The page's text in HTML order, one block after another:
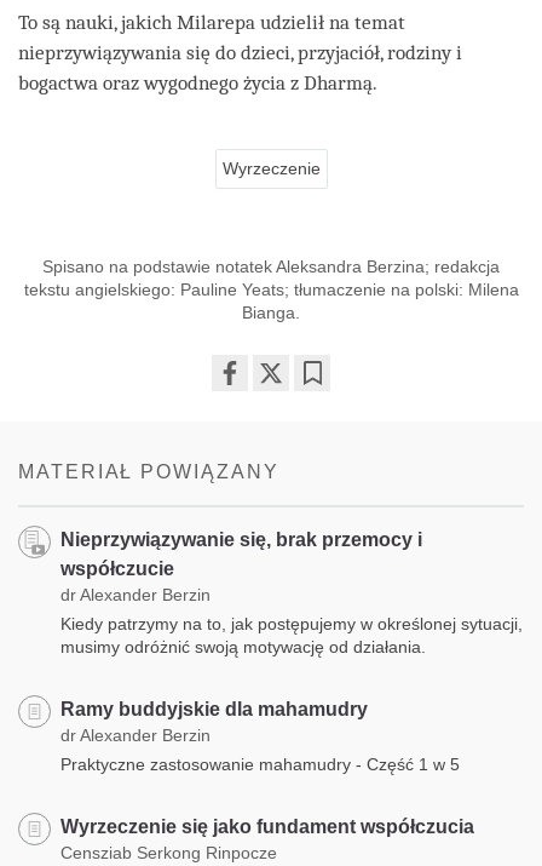
To są nauki, jakich Milarepa udzielił na temat
nieprzywiązywania się do dzieci, przyjaciół, rodziny i
bogactwa oraz wygodnego życia z Dharmą.
Wyrzeczenie
Spisano na podstawie notatek Aleksandra Berzina; redakcja
tekstu angielskiego: Pauline Yeats; tłumaczenie na polski: Milena
Bianga.
MATERIAŁ POWIĄZANY
Nieprzywiązywanie się, brak przemocy i
współczucie
dr Alexander Berzin
Kiedy patrzymy na to, jak postępujemy w określonej sytuacji,
musimy odróżnić swoją motywację od działania.
Ramy buddyjskie dla mahamudry
dr Alexander Berzin
Praktyczne zastosowanie mahamudry - Część 1 w 5
Wyrzeczenie się jako fundament współczucia
Censziab Serkong Rinpocze